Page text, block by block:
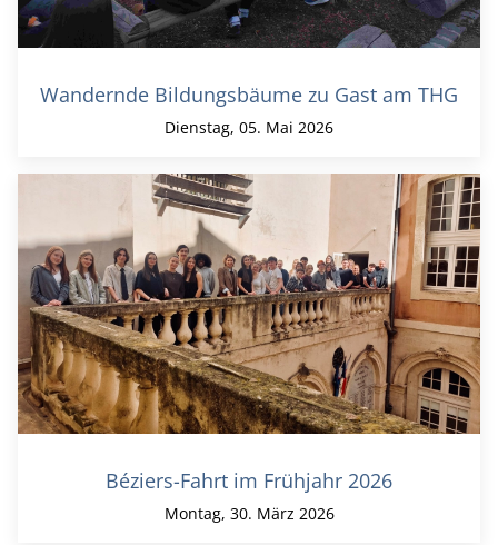
Wandernde Bildungsbäume zu Gast am THG
Dienstag, 05. Mai 2026
Béziers-Fahrt im Frühjahr 2026
Montag, 30. März 2026